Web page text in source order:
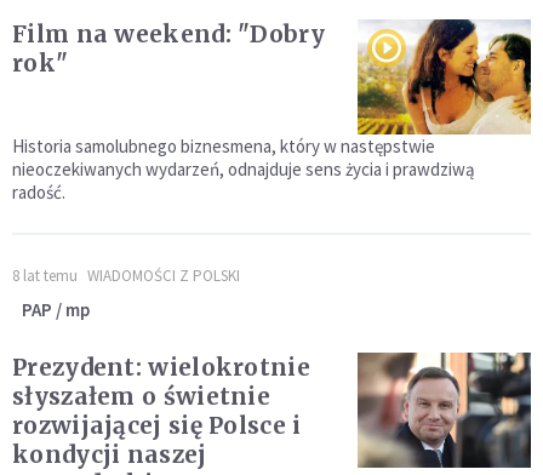
Film na weekend: "Dobry
rok"
Historia samolubnego biznesmena, który w następstwie
nieoczekiwanych wydarzeń, odnajduje sens życia i prawdziwą
radość.
8 lat temu WIADOMOŚCI Z POLSKI
PAP / mp
Prezydent: wielokrotnie
słyszałem o świetnie
rozwijającej się Polsce i
kondycji naszej